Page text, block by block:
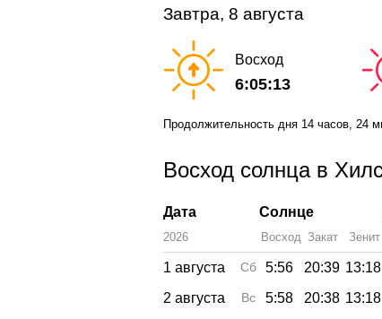
Завтра, 8 августа
Восход
6:05:13
Продолжительность дня 14 часов, 24
Восход солнца в
Дата Солнце
2026 Восход Закат Зенит
1 августа Сб 5:56 20:39 13:18
2 августа
Вс 5:58 20:38 13:18